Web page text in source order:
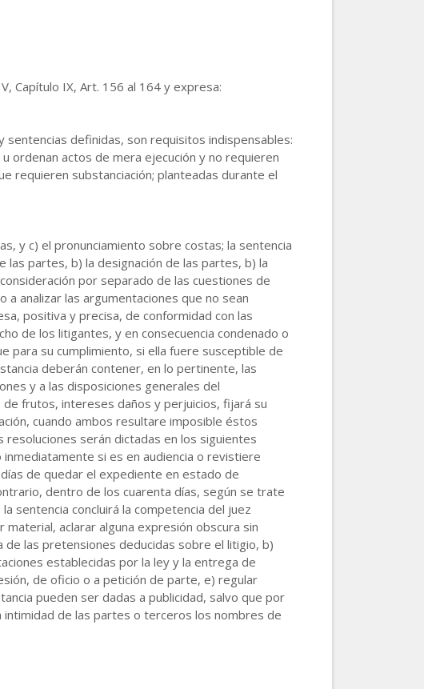
Capítulo IX, Art. 156 al 164 y expresa:
definidas, son requisitos indispensables:
ordenan actos de mera ejecución y no requieren
requieren substanciación; planteadas durante el
y c) el pronunciamiento sobre costas; la sentencia
partes, b) la designación de las partes, b) la
por separado de las cuestiones de
analizar las argumentaciones que no sean
positiva y precisa, de conformidad con las
de los litigantes, y en consecuencia condenado o
para su cumplimiento, si ella fuere susceptible de
deberán contener, en lo pertinente, las
y a las disposiciones generales del
de frutos, intereses daños y perjuicios, fijará su
cuando ambos resultare imposible éstos
serán dictadas en los siguientes
si es en audiencia o revistiere
de quedar el expediente en estado de
dentro de los cuarenta días, según se trate
sentencia concluirá la competencia del juez
aclarar alguna expresión obscura sin
de las pretensiones deducidas sobre el litigio, b)
establecidas por la ley y la entrega de
de oficio o a petición de parte, e) regular
pueden ser dadas a publicidad, salvo que por
intimidad de las partes o terceros los nombres de